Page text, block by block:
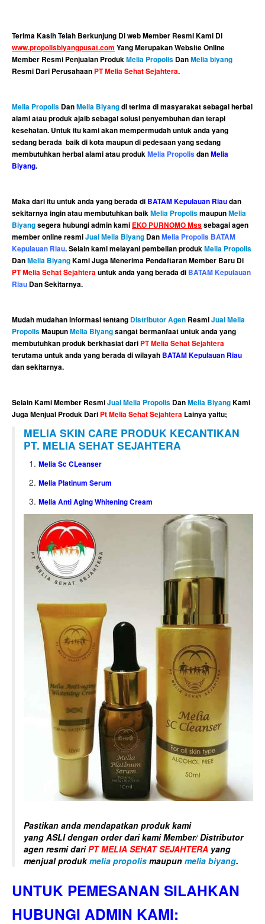
Terima Kasih Telah Berkunjung Di web Member Resmi Kami Di
www.propolisbiyangpusat.com Yang Merupakan Website Online
Member Resmi Penjualan ProdukMelia Propolis DanMelia biyang
Resmi Dari PerusahaanPT Melia Sehat Sejahtera.
Melia Propolis DanMelia Biyangdi terima di masyarakat sebagai herbal
alami atau produk ajaib sebagai solusi penyembuhan dan terapi
kesehatan. Untuk itu kami akan mempermudah untuk anda yang
sedang berada baik di kota maupun di pedesaan yang sedang
membutuhkan herbal alami atau produkMelia Propolis danMelia
Biyang.
Maka dari itu untuk anda yang berada di BATAM Kepulauan Riaudan
sekitarnya ingin atau membutuhkan baikMelia Propolis maupunMelia
Biyangsegera hubungi admin kami EKO PURNOMO Mss sebagai agen
member online resmiJual Melia Biyang DanMelia Propolis BATAM
Kepulauan Riau. Selain kami melayani pembelian produkMelia Propolis
DanMelia BiyangKami Juga Menerima Pendaftaran Member Baru Di
PT Melia Sehat Sejahtera untuk anda yang berada di BATAM Kepulauan
Riau Dan Sekitarnya.
Mudah mudahan informasi tentang Distributor Agen ResmiJual Melia
Propolis MaupunMelia Biyangsangat bermanfaat untuk anda yang
membutuhkan produk berkhasiat dariPT Melia Sehat Sejahtera
terutama untuk anda yang berada di wilayah BATAM Kepulauan Riau
dan sekitarnya.
Selain Kami Member ResmiJual Melia Propolis DanMelia BiyangKami
Juga Menjual Produk DariPt Melia Sehat Sejahtera Lainya yaitu;
MELIA SKIN CARE PRODUK KECANTIKAN
PT. MELIA SEHAT SEJAHTERA
Melia Sc CLeanser
Melia Platinum Serum
Melia Anti Aging Whitening Cream
Pastikan anda mendapatkan produk kami
yang ASLIdengan order dari kami Member/ Distributor
agen resmi dariPT MELIA SEHAT SEJAHTERA yang
menjual produkmelia propolis maupun melia biyang.
UNTUK PEMESANAN SILAHKAN
HUBUNGI ADMIN KAMI: